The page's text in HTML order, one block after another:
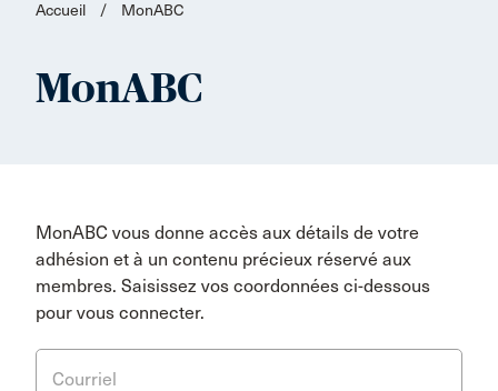
Accueil / MonABC
MonABC
MonABC vous donne accès aux détails de votre
adhésion et à un contenu précieux réservé aux
membres. Saisissez vos coordonnées ci-dessous
pour vous connecter.
Courriel